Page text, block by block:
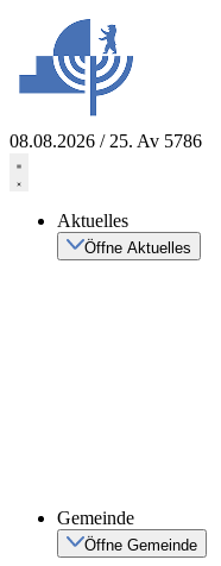
springen
08.08.2026 / 25. Av 5786
Aktuelles
Öffne Aktuelles
Gemeinde
Öffne Gemeinde